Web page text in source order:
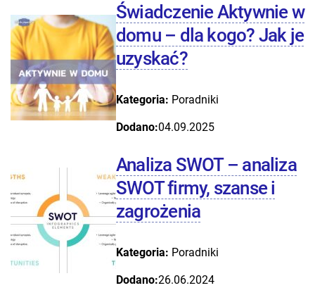
Świadczenie Aktywnie w
domu – dla kogo? Jak je
uzyskać?
Kategoria: Poradniki
Dodano:04.09.2025
Analiza SWOT – analiza
SWOT firmy, szanse i
zagrożenia
Kategoria: Poradniki
Dodano:26.06.2024